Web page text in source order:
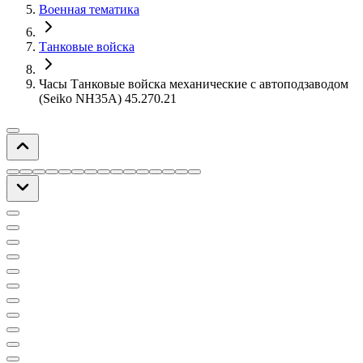
Военная тематика
Танковые войска
Часы Танковые войска механические с автоподзаводом
(Seiko NH35A) 45.270.21